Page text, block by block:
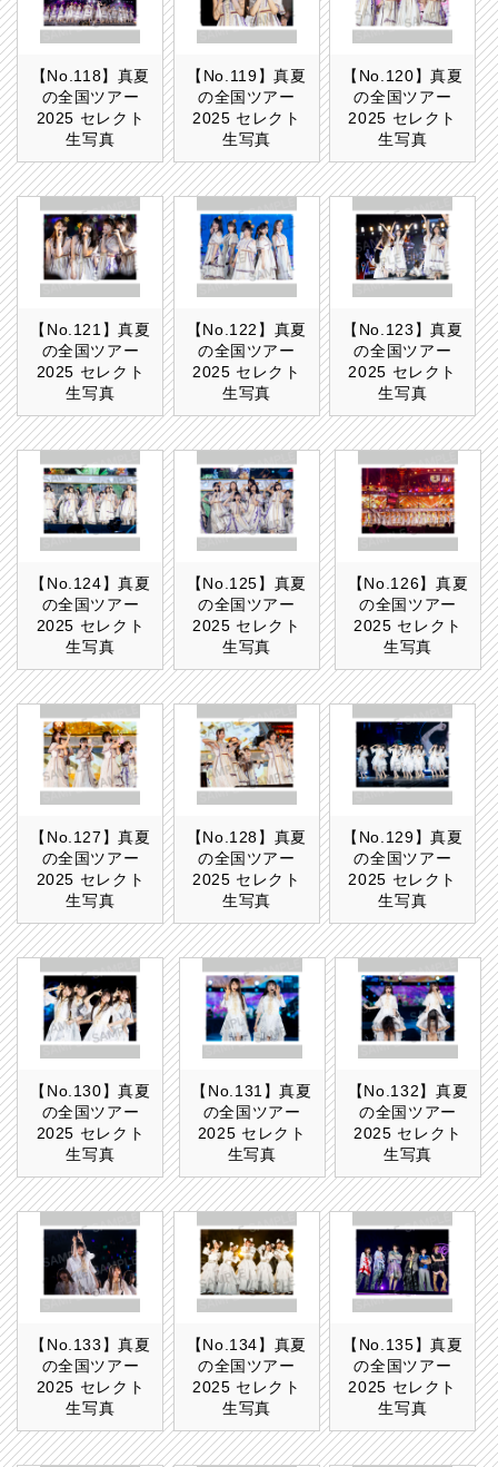
【No.118】真夏
の全国ツアー
2025 セレクト
生写真
【No.119】真夏
の全国ツアー
2025 セレクト
生写真
【No.120】真夏
の全国ツアー
2025 セレクト
生写真
【No.121】真夏
の全国ツアー
2025 セレクト
生写真
【No.122】真夏
の全国ツアー
2025 セレクト
生写真
【No.123】真夏
の全国ツアー
2025 セレクト
生写真
【No.124】真夏
の全国ツアー
2025 セレクト
生写真
【No.125】真夏
の全国ツアー
2025 セレクト
生写真
【No.126】真夏
の全国ツアー
2025 セレクト
生写真
【No.127】真夏
の全国ツアー
2025 セレクト
生写真
【No.128】真夏
の全国ツアー
2025 セレクト
生写真
【No.129】真夏
の全国ツアー
2025 セレクト
生写真
【No.130】真夏
の全国ツアー
2025 セレクト
生写真
【No.131】真夏
の全国ツアー
2025 セレクト
生写真
【No.132】真夏
の全国ツアー
2025 セレクト
生写真
【No.133】真夏
の全国ツアー
2025 セレクト
生写真
【No.134】真夏
の全国ツアー
2025 セレクト
生写真
【No.135】真夏
の全国ツアー
2025 セレクト
生写真